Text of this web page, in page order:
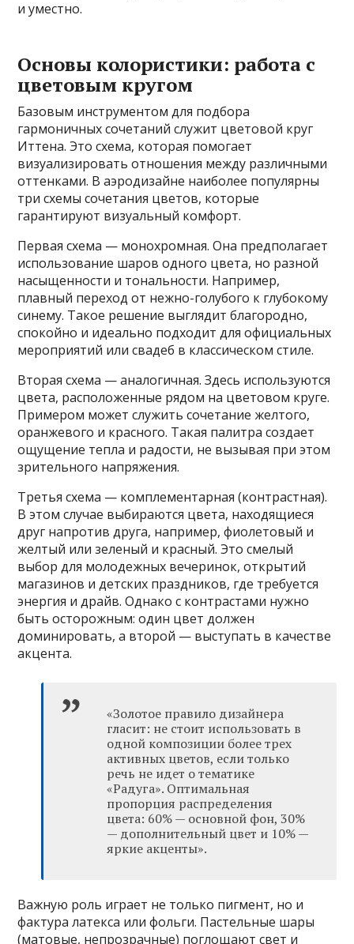
и уместно.
Основы колористики: работа с
цветовым кругом
Базовым инструментом для подбора
гармоничных сочетаний служит цветовой круг
Иттена. Это схема, которая помогает
визуализировать отношения между различными
оттенками. В аэродизайне наиболее популярны
три схемы сочетания цветов, которые
гарантируют визуальный комфорт.
Первая схема — монохромная. Она предполагает
использование шаров одного цвета, но разной
насыщенности и тональности. Например,
плавный переход от нежно-голубого к глубокому
синему. Такое решение выглядит благородно,
спокойно и идеально подходит для официальных
мероприятий или свадеб в классическом стиле.
Вторая схема — аналогичная. Здесь используются
цвета, расположенные рядом на цветовом круге.
Примером может служить сочетание желтого,
оранжевого и красного. Такая палитра создает
ощущение тепла и радости, не вызывая при этом
зрительного напряжения.
Третья схема — комплементарная (контрастная).
В этом случае выбираются цвета, находящиеся
друг напротив друга, например, фиолетовый и
желтый или зеленый и красный. Это смелый
выбор для молодежных вечеринок, открытий
магазинов и детских праздников, где требуется
энергия и драйв. Однако с контрастами нужно
быть осторожным: один цвет должен
доминировать, а второй — выступать в качестве
акцента.
«Золотое правило дизайнера
гласит: не стоит использовать в
одной композиции более трех
активных цветов, если только
речь не идет о тематике
«Радуга». Оптимальная
пропорция распределения
цвета: 60% — основной фон, 30%
— дополнительный цвет и 10% —
яркие акценты».
Важную роль играет не только пигмент, но и
фактура латекса или фольги. Пастельные шары
(матовые, непрозрачные) поглощают свет и